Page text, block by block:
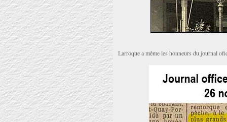
Larroque a même les honneurs du journal